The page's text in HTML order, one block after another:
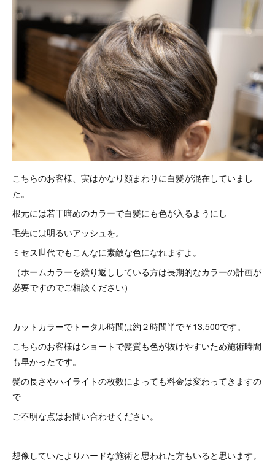
こちらのお客様、実はかなり顔まわりに白髪が混在していまし
た。
根元には若干暗めのカラーで白髪にも色が入るようにし
毛先には明るいアッシュを。
ミセス世代でもこんなに素敵な色になれますよ。
（ホームカラーを繰り返ししている方は長期的なカラーの計画が
必要ですのでご相談ください）
カットカラーでトータル時間は約２時間半で￥13,500です。
こちらのお客様はショートで髪質も色が抜けやすいため施術時間
も早かったです。
髪の長さやハイライトの枚数によっても料金は変わってきますの
で
ご不明な点はお問い合わせください。
想像していたよりハードな施術と思われた方もいると思います。